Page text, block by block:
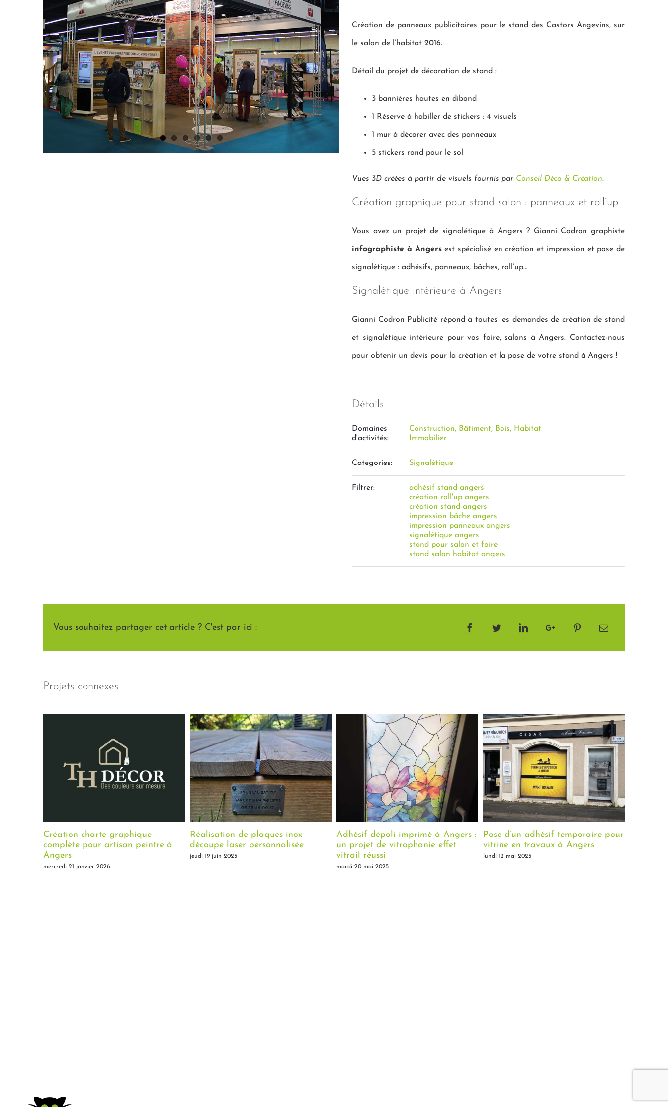
Création de panneaux publicitaires pour le stand des Castors Angevins, sur
le salon de l’habitat 2016.
Détail du projet de décoration de stand :
3 bannières hautes en dibond
1 Réserve à habiller de stickers : 4 visuels
1 mur à décorer avec des panneaux
5 stickers rond pour le sol
Vues 3D créées à partir de visuels fournis par Conseil Déco & Création.
Création graphique pour stand salon : panneaux et roll’up
Vous avez un projet de signalétique à Angers ? Gianni Codron graphiste
infographiste à Angersest spécialisé en création et impression et pose de
signalétique : adhésifs, panneaux, bâches, roll’up…
Signalétique intérieure à Angers
Gianni Codron Publicité répond à toutes les demandes de création de stand
et signalétique intérieure pour vos foire, salons à Angers. Contactez-nous
pour obtenir un devis pour la création et la pose de votre stand à Angers !
Détails
Domaines
d'activités:
Construction, Bâtiment, Bois, Habitat
Immobilier
Categories: Signalétique
Filtrer:
adhésif stand angers
création roll'up angers
création stand angers
impression bâche angers
impression panneaux angers
signalétique angers
stand pour salon et foire
stand salon habitat angers
Vous souhaitez partager cet article ? C'est par ici : FacebookTwitterLinkedInGoogle+ PinterestEmail
Projets connexes
Création charte graphique
complète pour artisan peintre à
Angers
mercredi 21 janvier 2026
Réalisation de plaques inox
découpe laser personnalisée
jeudi 19 juin 2025
Adhésif dépoli imprimé à Angers :
un projet de vitrophanie effet
vitrail réussi
mardi 20 mai 2025
Pose d’un adhésif temporaire pour
vitrine en travaux à Angers
lundi 12 mai 2025